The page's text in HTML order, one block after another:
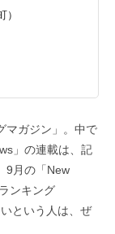
マガジン」。中で
」の連載は、記
9月の「New
ンキング
という人は、ぜ